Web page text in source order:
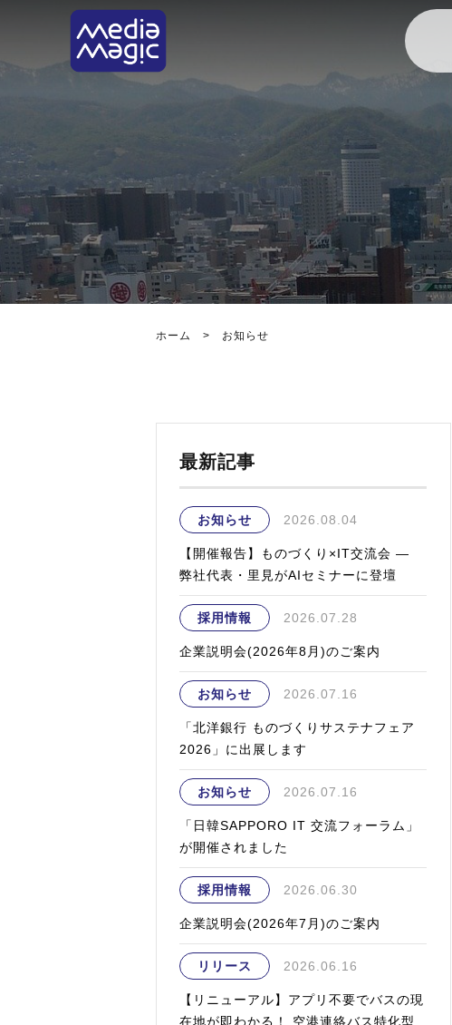
ホーム > お知らせ
最新記事
お知らせ 2026.08.04
【開催報告】ものづくり×IT交流会 ―
弊社代表・里見がAIセミナーに登壇
採用情報 2026.07.28
企業説明会(2026年8月)のご案内
お知らせ 2026.07.16
「北洋銀行 ものづくりサステナフェア
2026」に出展します
お知らせ 2026.07.16
「日韓SAPPORO IT 交流フォーラム」
が開催されました
採用情報 2026.06.30
企業説明会(2026年7月)のご案内
リリース 2026.06.16
【リニューアル】アプリ不要でバスの現
在地が即わかる！ 空港連絡バス特化型